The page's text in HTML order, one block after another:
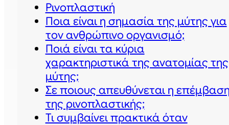
Ρινοπλαστική
Ποια είναι η σημασία της μύτης για
τον ανθρώπινο οργανισμό;
Ποιά είναι τα κύρια
χαρακτηριστικά της ανατομίας της
μύτης;
Σε ποιους απευθύνεται η
της ρινοπλαστικής;
Τι συμβαίνει πρακτικά όταν